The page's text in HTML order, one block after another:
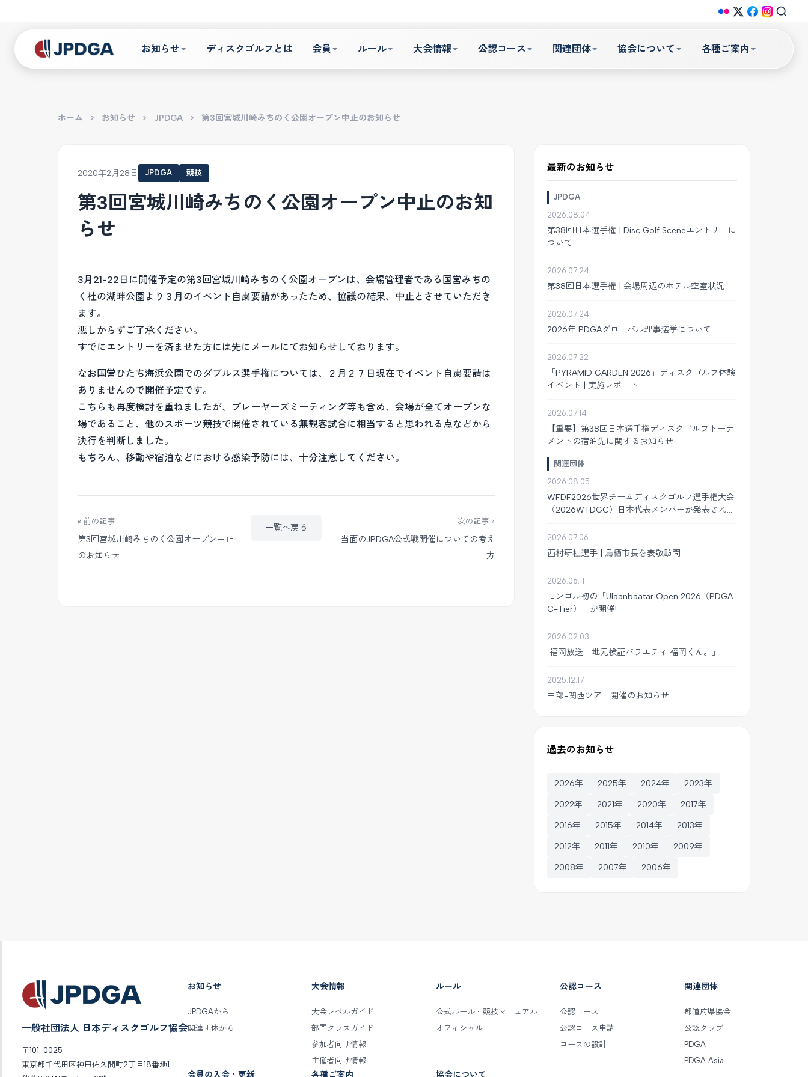
お知らせ ディスクゴルフとは 会員 ルール 大会情報 公認コース 関連団体 協会について 各種ご案内
ホーム > お知らせ > JPDGA > 第3回宮城川崎みちのく公園オープン中止のお知らせ
2020年2月28日 JPDGA 競技
第3回宮城川崎みちのく公園オープン中止のお知
らせ
3月21-22日に開催予定の第3回宮城川崎みちのく公園オープンは、会場管理者である国営みちの
く杜の湖畔公園より３月のイベント自粛要請があったため、協議の結果、中止とさせていただき
ます。
悪しからずご了承ください。
すでにエントリーを済ませた方には先にメールにてお知らせしております。
なお国営ひたち海浜公園でのダブルス選手権については、２月２７日現在でイベント自粛要請は
ありませんので開催予定です。
こちらも再度検討を重ねましたが、プレーヤーズミーティング等も含め、会場が全てオープンな
場であること、他のスポーツ競技で開催されている無観客試合に相当すると思われる点などから
決行を判断しました。
もちろん、移動や宿泊などにおける感染予防には、十分注意してください。
« 前の記事
第3回宮城川崎みちのく公園オープン中止
のお知らせ
一覧へ戻る
次の記事 »
当面のJPDGA公式戦開催についての考え
方
最新のお知らせ
JPDGA
2026.08.04
第38回日本選手権 | Disc Golf Sceneエントリーに
ついて
2026.07.24
第38回日本選手権 | 会場周辺のホテル空室状況
2026.07.24
2026年 PDGAグローバル理事選挙について
2026.07.22
「PYRAMID GARDEN 2026」ディスクゴルフ体験
イベント | 実施レポート
2026.07.14
【重要】第38回日本選手権ディスクゴルフトーナ
メントの宿泊先に関するお知らせ
関連団体
2026.08.05
WFDF2026世界チームディスクゴルフ選手権大会
（2026WTDGC）日本代表メンバーが発表されま
2026.07.06
西村研杜選手 | 鳥栖市長を表敬訪問
2026.06.11
モンゴル初の「Ulaanbaatar Open 2026（PDGA
C-Tier）」が開催!
2026.02.03
福岡放送「地元検証バラエティ 福岡くん。」
2025.12.17
中部-関西ツアー開催のお知らせ
過去のお知らせ
2026年 2025年 2024年 2023年
2022年 2021年 2020年 2017年
2016年 2015年 2014年 2013年
2012年 2011年 2010年 2009年
2008年 2007年 2006年
一般社団法人 日本ディスクゴルフ協会
〒101-0025
東京都千代田区神田佐久間町2丁目18番地1
お知らせ
JPDGAから
関連団体から
大会情報
大会レベルガイド
部門クラスガイド
参加者向け情報
主催者向け情報
ルール
公式ルール・競技マニュアル
オフィシャル
公認コース
公認コース
公認コース申請
コースの設計
関連団体
都道府県協会
公認クラブ
PDGA
PDGA Asia
会員の入会・更新 各種ご案内 協会について